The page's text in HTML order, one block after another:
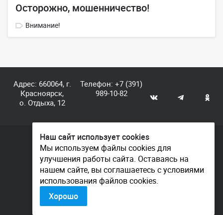
Осторожно, мошенничество!
Внимание!
Адрес: 660064, г.
Красноярск,
о. Отдыха, 12
Телефон:+7 (391)
989-10-82
© КГАУ «Центр спортивной подготовки», 2026
Документы
Политика конфиденциальности
Контакты
Наш сайт использует cookies
Мы используем файлы cookies для
улучшения работы сайта. Оставаясь на
нашем сайте, вы соглашаетесь с условиями
использования файлов cookies.
Хорошо